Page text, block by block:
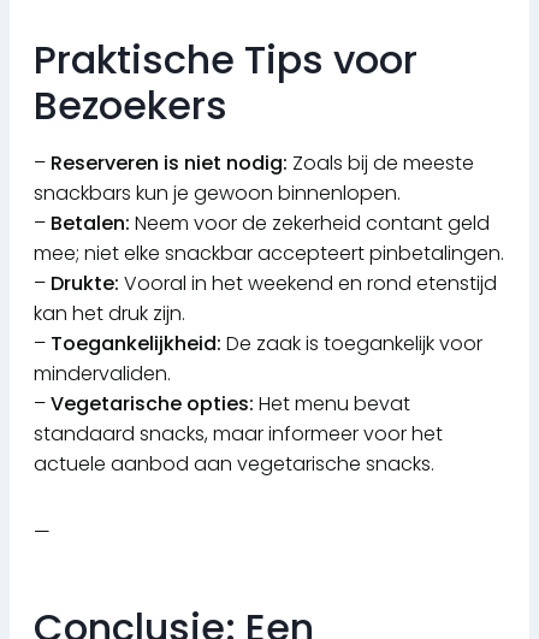
Praktische Tips voor
Bezoekers
– Reserveren is niet nodig: Zoals bij de meeste
snackbars kun je gewoon binnenlopen.
– Betalen: Neem voor de zekerheid contant geld
mee; niet elke snackbar accepteert pinbetalingen.
– Drukte: Vooral in het weekend en rond etenstijd
kan het druk zijn.
– Toegankelijkheid: De zaak is toegankelijk voor
mindervaliden.
–Vegetarische opties: Het menu bevat
standaard snacks, maar informeer voor het
actuele aanbod aan vegetarische snacks.
—
Conclusie: Een